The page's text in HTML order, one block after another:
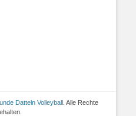
Datteln Volleyball
. Alle Rechte